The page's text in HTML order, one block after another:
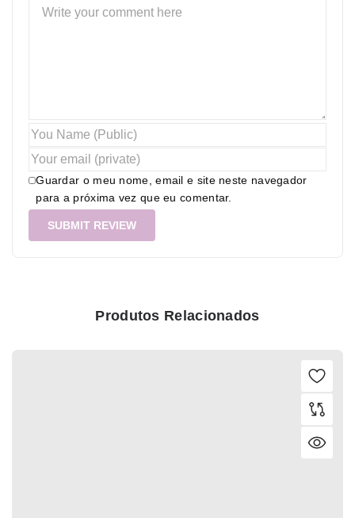
Guardar o meu nome, email e site neste navegador
para a próxima vez que eu comentar.
Produtos Relacionados